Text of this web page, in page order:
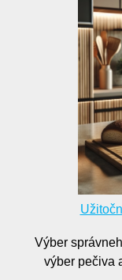
Výber
výber pečiva